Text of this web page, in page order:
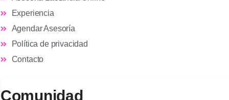
Experiencia
Agendar Asesoría
Política de privacidad
Contacto
Comunidad